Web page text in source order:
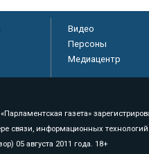
Видео
Персоны
Медиацентр
газета»
связи, информационных
05 августа 2011 года. 18+